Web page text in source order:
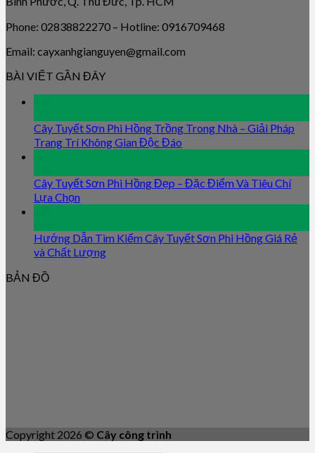
Phone: 02838822270 – Hotline: 0916709468
Email: cayxanhgianguyen@gmail.com
BÀI VIẾT GẦN ĐÂY
Cây Tuyết Sơn Phi Hồng Trồng Trong Nhà – Giải Pháp
Trang Trí Không Gian Độc Đáo
Cây Tuyết Sơn Phi Hồng Đẹp – Đặc Điểm Và Tiêu Chí
Lựa Chọn
Hướng Dẫn Tìm Kiếm Cây Tuyết Sơn Phi Hồng Giá Rẻ
và Chất Lượng
BẢN ĐỒ
Copyright 2026 © Cây công trình